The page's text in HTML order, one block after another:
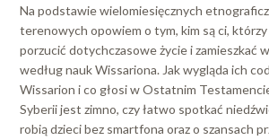
Na podstawie wielomiesięcznych
terenowych opowiem o tym, kim są ci,
porzucić dotychczasowe życie i zamieszkać
według nauk Wissariona. Jak wygląda ich
Wissarion i co głosi w Ostatnim
Syberii jest zimno, czy łatwo spotkać
robią dzieci bez smartfona oraz o szansach